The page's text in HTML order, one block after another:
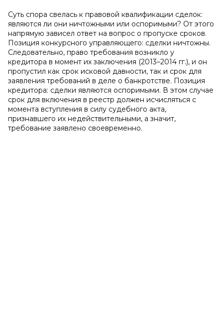
Суть спора свелась к правовой квалификации сделок:
являются ли они ничтожными или оспоримыми? От этого
напрямую зависел ответ на вопрос о пропуске сроков.
Позиция конкурсного управляющего: сделки ничтожны.
Следовательно, право требования возникло у
кредитора в момент их заключения (2013–2014 гг.), и он
пропустил как срок исковой давности, так и срок для
заявления требований в деле о банкротстве. Позиция
кредитора: сделки являются оспоримыми. В этом случае
срок для включения в реестр должен исчисляться с
момента вступления в силу судебного акта,
признавшего их недействительными, а значит,
требование заявлено своевременно.